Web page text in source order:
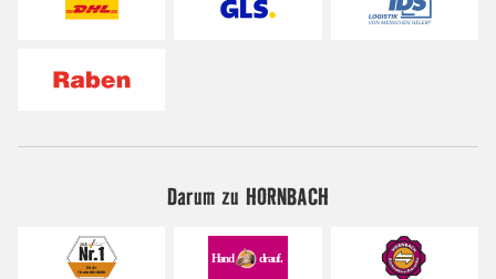
Darum zu HORNBACH